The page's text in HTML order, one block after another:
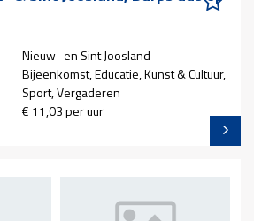
Nieuw- en Sint Joosland
Bijeenkomst, Educatie, Kunst & Cultuur,
Sport, Vergaderen
€ 11,03 per uur